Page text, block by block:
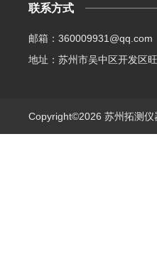
联系方式
邮箱：360009931@qq.com
地址：苏州市吴中区开发区
Copyright©2026 苏州拓测